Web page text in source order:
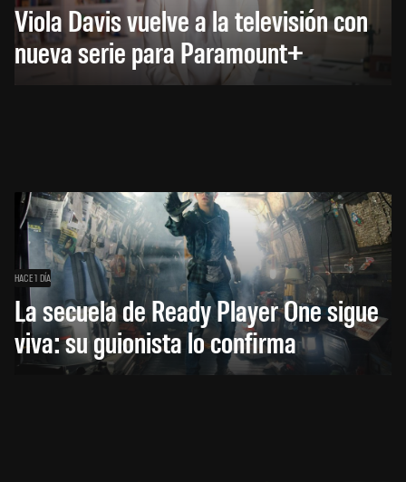
Viola Davis vuelve a la televisión con
nueva serie para Paramount+
HACE 1 DÍA
La secuela de Ready Player One sigue
viva: su guionista lo confirma